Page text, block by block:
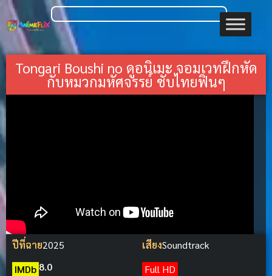
Tongari Boushi no ดูอนิเมะ จอมเวทฝึกหัด
กับหมวกมหัศจรรย์ ซับไทยฟินๆ
ปีที่ฉาย2025 เสียงSoundtrack
IMDb 8.0
Full HD